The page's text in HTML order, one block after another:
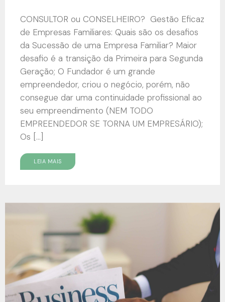
CONSULTOR ou CONSELHEIRO? Gestão Eficaz
de Empresas Familiares: Quais são os desafios
da Sucessão de uma Empresa Familiar? Maior
desafio é a transição da Primeira para Segunda
Geração; O Fundador é um grande
empreendedor, criou o negócio, porém, não
consegue dar uma continuidade profissional ao
seu empreendimento (NEM TODO
EMPREENDEDOR SE TORNA UM EMPRESÁRIO);
Os […]
LEIA MAIS